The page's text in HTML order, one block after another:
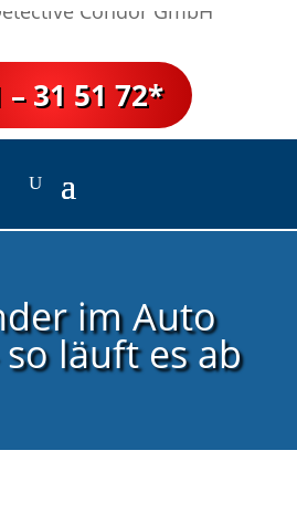
– 31 51 72*
im Auto
läuft es ab